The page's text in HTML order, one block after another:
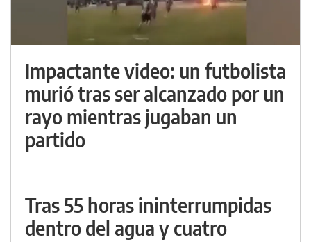
Impactante video: un futbolista
murió tras ser alcanzado por un
rayo mientras jugaban un
partido
Tras 55 horas ininterrumpidas
dentro del agua y cuatro